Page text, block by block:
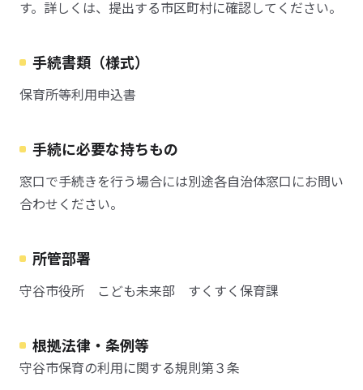
す。詳しくは、提出する市区町村に確認してください。
手続書類（様式）
保育所等利用申込書
手続に必要な持ちもの
窓口で手続きを行う場合には別途各自治体窓口にお問い
合わせください。
所管部署
守谷市役所 こども未来部 すくすく保育課
根拠法律・条例等
守谷市保育の利用に関する規則第３条